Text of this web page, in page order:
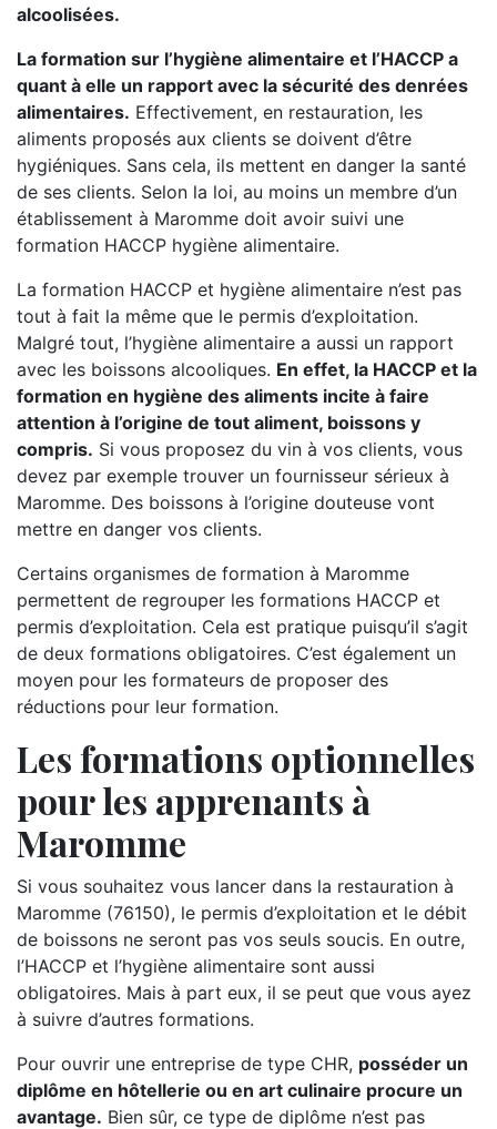
alcoolisées.
La formation sur l’hygiène alimentaire et l’HACCP a
quant à elle un rapport avec la sécurité des denrées
alimentaires. Effectivement, en restauration, les
aliments proposés aux clients se doivent d’être
hygiéniques. Sans cela, ils mettent en danger la santé
de ses clients. Selon la loi, au moins un membre d’un
établissement à Maromme doit avoir suivi une
formation HACCP hygiène alimentaire.
La formation HACCP et hygiène alimentaire n’est pas
tout à fait la même que le permis d’exploitation.
Malgré tout, l’hygiène alimentaire a aussi un rapport
avec les boissons alcooliques. En effet, la HACCP et la
formation en hygiène des aliments incite à faire
attention à l’origine de tout aliment, boissons y
compris. Si vous proposez du vin à vos clients, vous
devez par exemple trouver un fournisseur sérieux à
Maromme. Des boissons à l’origine douteuse vont
mettre en danger vos clients.
Certains organismes de formation à Maromme
permettent de regrouper les formations HACCP et
permis d’exploitation. Cela est pratique puisqu’il s’agit
de deux formations obligatoires. C’est également un
moyen pour les formateurs de proposer des
réductions pour leur formation.
Les formations optionnelles
pour les apprenants à
Maromme
Si vous souhaitez vous lancer dans la restauration à
Maromme (76150), le permis d’exploitation et le débit
de boissons ne seront pas vos seuls soucis. En outre,
l’HACCP et l’hygiène alimentaire sont aussi
obligatoires. Mais à part eux, il se peut que vous ayez
à suivre d’autres formations.
Pour ouvrir une entreprise de type CHR, posséder un
diplôme en hôtellerie ou en art culinaire procure un
avantage. Bien sûr, ce type de diplôme n’est pas